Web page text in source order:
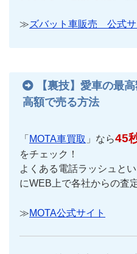
≫ズバット車販売 公式サ
【裏技】愛車の最
高額で売る方法
「 MOTA車買取 」なら45
をチェック！
よくある電話ラッシュと
にWEB上で各社からの査
≫MOTA公式サイト